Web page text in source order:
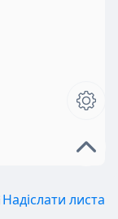
Надіслати листа